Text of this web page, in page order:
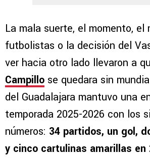
La mala suerte, el momento, el
futbolistas o la decisión del
ver hacia otro lado llevaron a
Campillo se quedara sin
del Guadalajara mantuvo una
temporada 2025-2026 con los
números: 34 partidos, un gol,
y cinco cartulinas amarillas en